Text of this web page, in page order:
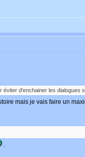
d'enchainer les
mais je vais faire un
.